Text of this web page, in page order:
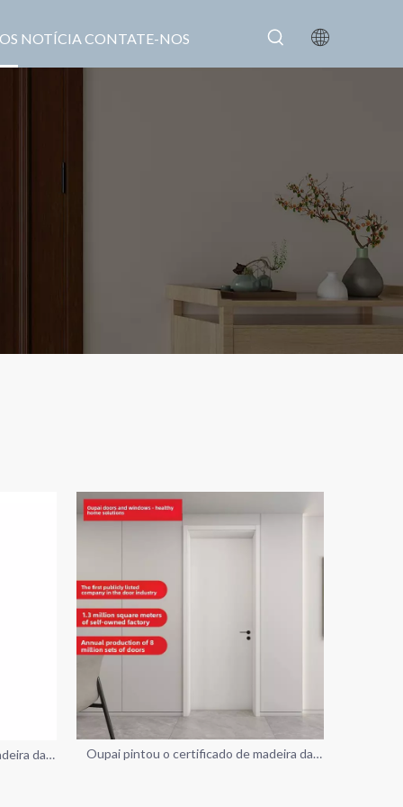
NOTÍCIA CONTATE-NOS
da
Oupai pintou o certificado de madeira da